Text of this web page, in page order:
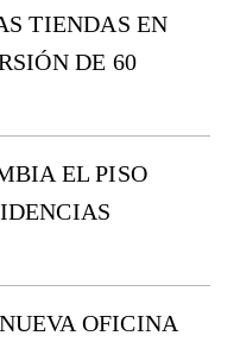
TIENDAS EN
DE 60
EL PISO
OFICINA